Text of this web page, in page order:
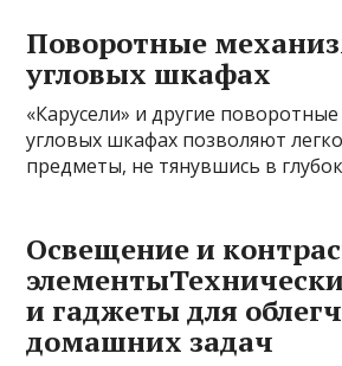
Поворотные
угловых шкафах
«Карусели» и другие
угловых шкафах позволяют
предметы, не тянувшись в
Освещение и
и гаджеты для
домашних задач